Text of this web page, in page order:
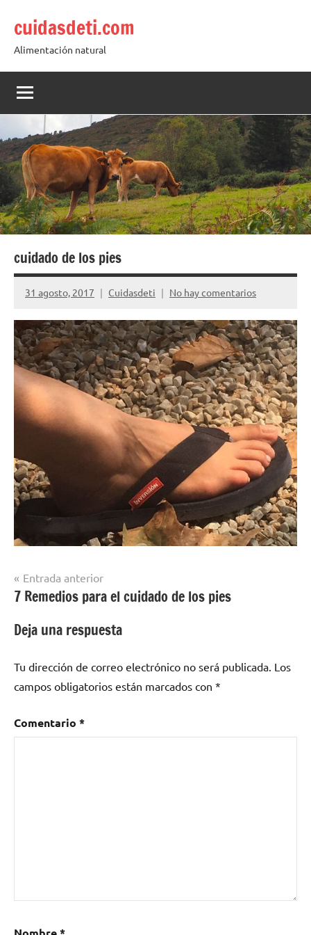
contenido
cuidasdeti.com
Alimentación natural
cuidado de los pies
31 agosto, 2017 Cuidasdeti No hay comentarios
Navegación
de
entradas
Entrada anterior
7 Remedios para el cuidado de los pies
Deja una respuesta
Tu dirección de correo electrónico no será publicada. Los
campos obligatorios están marcados con *
Comentario *